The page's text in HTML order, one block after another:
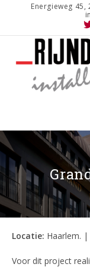
Energieweg
Locatie: Haarlem. |
Voor dit project